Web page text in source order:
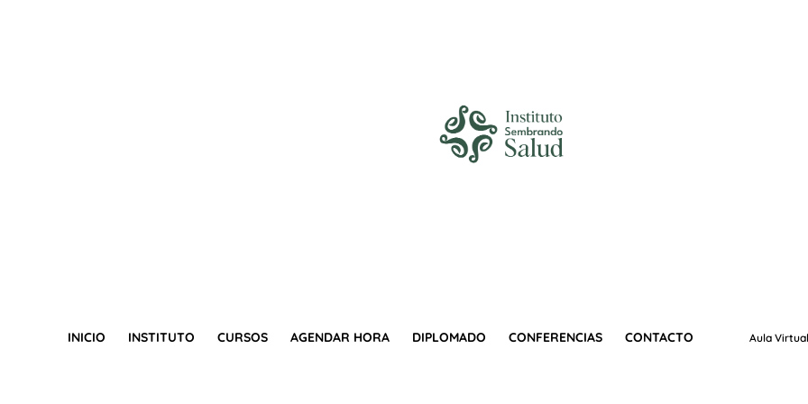
INICIO INSTITUTO CURSOS AGENDAR HORA DIPLOMADO CONFERENCIAS CONTACTO Aula Virtual